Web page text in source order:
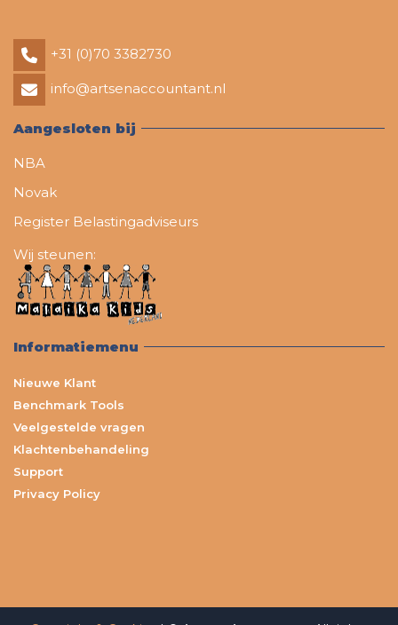
+31 (0)70 3382730
info@artsenaccountant.nl
Aangesloten bij
NBA
Novak
Register Belastingadviseurs
Wij steunen:
Informatiemenu
Nieuwe Klant
Benchmark Tools
Veelgestelde vragen
Klachtenbehandeling
Support
Privacy Policy